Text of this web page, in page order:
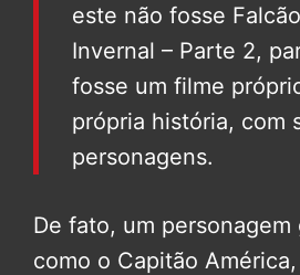
este não fosse
Invernal – Parte 2,
fosse um filme
própria história, com
personagens.
De fato, um personagem
como o Capitão